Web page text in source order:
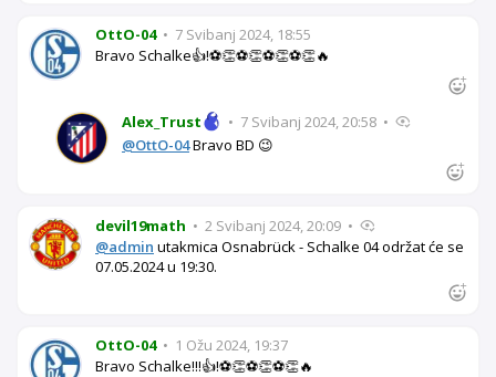
OttO-04 • 7 Svibanj 2024, 18:55
Bravo Schalke👍!⚽👏⚽👏⚽👏⚽👏🔥
Alex_Trust • 7 Svibanj 2024, 20:58 •
@OttO-04Bravo BD 😉
devil19math • 2 Svibanj 2024, 20:09 •
@admin utakmica Osnabrück - Schalke 04 održat će se
07.05.2024 u 19:30.
OttO-04 • 1 Ožu 2024, 19:37
Bravo Schalke!!!👍!⚽👏⚽👏⚽👏🔥